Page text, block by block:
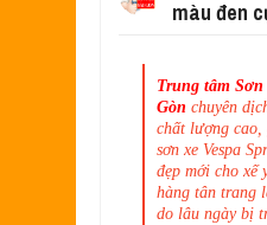
màu đen
Trung tâm Sơn
Gòn chuyên
chất lượng
sơn xe Vespa
đẹp mới cho xế
hàng tân trang
do lâu ngày bị